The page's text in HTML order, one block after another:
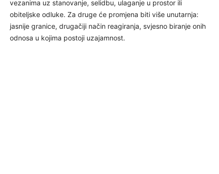
vezanima uz stanovanje, selidbu, ulaganje u prostor ili
obiteljske odluke. Za druge će promjena biti više unutarnja:
jasnije granice, drugačiji način reagiranja, svjesno biranje onih
odnosa u kojima postoji uzajamnost.